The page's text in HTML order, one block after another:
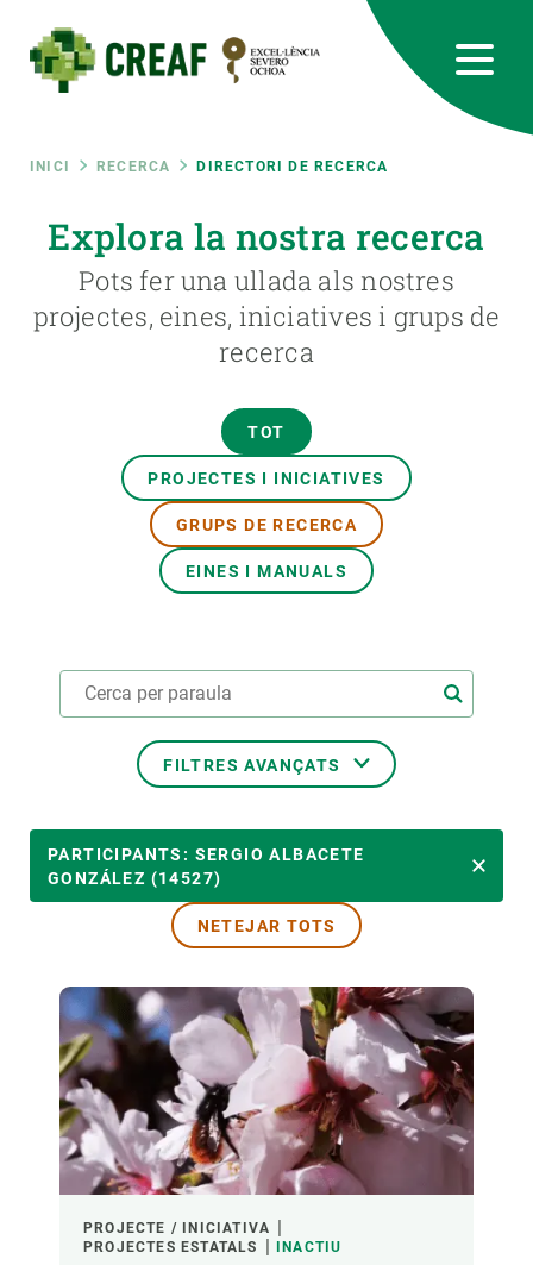
contingut
Fil
d'ariadna
INICI RECERCA DIRECTORI DE RECERCA
Explora la nostra recerca
Pots fer una ullada als nostres
projectes, eines, iniciatives i grups de
recerca
TOT
PROJECTES I INICIATIVES
GRUPS DE RECERCA
EINES I MANUALS
FILTRES AVANÇATS
TEMES TRANSVERSALS
LIDERAT PER
PARTICIPANTS
FINANÇAMENT
PARTICIPANTS: SERGIO ALBACETE
GONZÁLEZ (14527)
NETEJAR TOTS
PROJECTE / INICIATIVA
PROJECTES ESTATALS
INACTIU
RRSS
Featured
responsive
INTRANET
Responsive
menu
CIÈNCIA EN ACCIÓ
UNEIX-TE A NOSALTRES